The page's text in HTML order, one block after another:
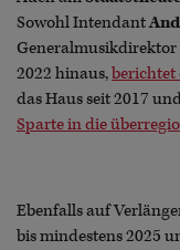
Sowohl Intendant
Generalmusikdirektor
2022 hinaus,berichtet
das Haus seit 2017
Sparte in die
Ebenfalls auf
bis mindestens 2025